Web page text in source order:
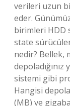
verileri uzun
eder.
birimleri HDD
state
nedir? Bellek,
sistemi gibi
Hangisi
(MB) ve